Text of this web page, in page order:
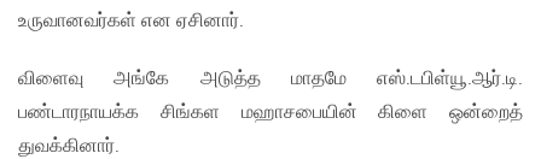
உருவானவர்கள் என ஏசினார்.
விளைவு அங்கே அடுத்த மாதமே எஸ்.டபிள்யூ.ஆர்.டி.
பண்டாரநாயக்க சிங்கள மஹாசபையின் கிளை ஒன்றைத்
துவக்கினார்.